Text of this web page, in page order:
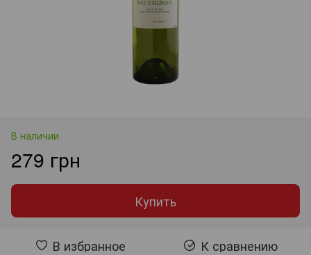
В наличии
279 грн
Купить
В избранное К сравнению